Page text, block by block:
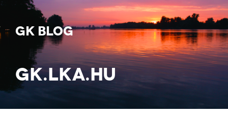
GK BLOG
GK.LKA.HU